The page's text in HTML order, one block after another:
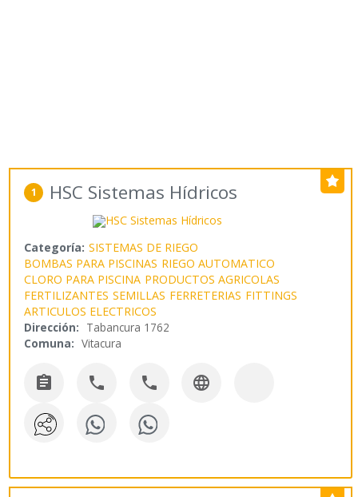
1 HSC Sistemas Hídricos
Categoría: SISTEMAS DE RIEGO
BOMBAS PARA PISCINAS RIEGO AUTOMATICO
CLORO PARA PISCINA PRODUCTOS AGRICOLAS
FERTILIZANTES SEMILLAS FERRETERIAS FITTINGS
ARTICULOS ELECTRICOS
Dirección: Tabancura 1762
Comuna: Vitacura
   